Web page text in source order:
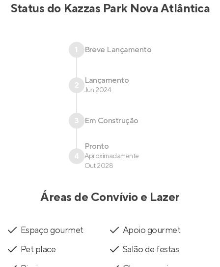
Status do Kazzas Park Nova Atlântica
1 Breve Lançamento
2 Lançamento
Jun 2024
3 Em Construção
4
Pronto
Aproximadamente
Out 2028
Áreas de Convívio e Lazer
Espaço gourmet
Apoio gourmet
Pet place
Salão de festas